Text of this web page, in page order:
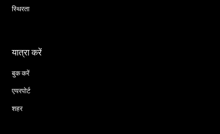
स्थिरता
यात्रा करें
बुक करें
एयरपोर्ट
शहर